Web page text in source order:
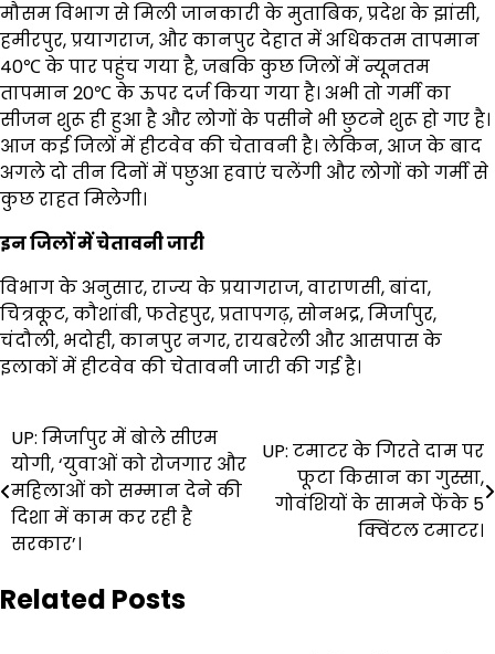
मौसम विभाग से मिली जानकारी के मुताबिक, प्रदेश के झांसी,
हमीरपुर, प्रयागराज, और कानपुर देहात में अधिकतम तापमान
40℃ के पार पहुंच गया है, जबकि कुछ जिलों में न्यूनतम
तापमान 20℃ के ऊपर दर्ज किया गया है। अभी तो गर्मी का
सीजन शुरू ही हुआ है और लोगों के पसीने भी छुटने शुरू हो गए है।
आज कई जिलों में हीटवेव की चेतावनी है। लेकिन, आज के बाद
अगले दो तीन दिनों में पछुआ हवाएं चलेंगी और लोगों को गर्मी से
कुछ राहत मिलेगी।
इन जिलों में चेतावनी जारी
विभाग के अनुसार, राज्य के प्रयागराज, वाराणसी, बांदा,
चित्रकूट, कौशांबी, फतेहपुर, प्रतापगढ़, सोनभद्र, मिर्जापुर,
चंदौली, भदोही, कानपुर नगर, रायबरेली और आसपास के
इलाकों में हीटवेव की चेतावनी जारी की गई है।
Post
navigation
UP: मिर्जापुर में बोले सीएम
योगी, ‘युवाओं को रोजगार और
महिलाओं को सम्मान देने की
दिशा में काम कर रही है
सरकार’।
UP: टमाटर के गिरते दाम पर
फूटा किसान का गुस्सा,
गोवंशियों के सामने फेंके 5
क्विंटल टमाटर।
Related Posts